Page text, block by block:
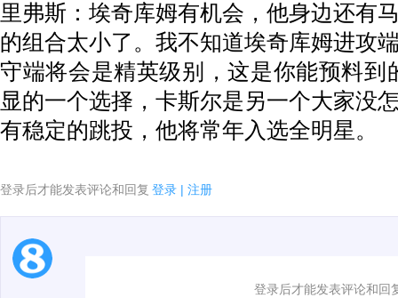
里弗斯：埃奇库姆有机会，他身边还有
的组合太小了。我不知道埃奇库姆进攻
守端将会是精英级别，这是你能预料到
显的一个选择，卡斯尔是另一个大家没
有稳定的跳投，他将常年入选全明星。
登录后才能发表评论和回复 登录 | 注册
登录后才能发表评论和回
1.电脑端新用户可以发表评论了！